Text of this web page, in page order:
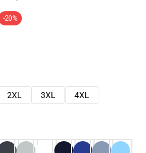
-20%
2XL 3XL
4XL